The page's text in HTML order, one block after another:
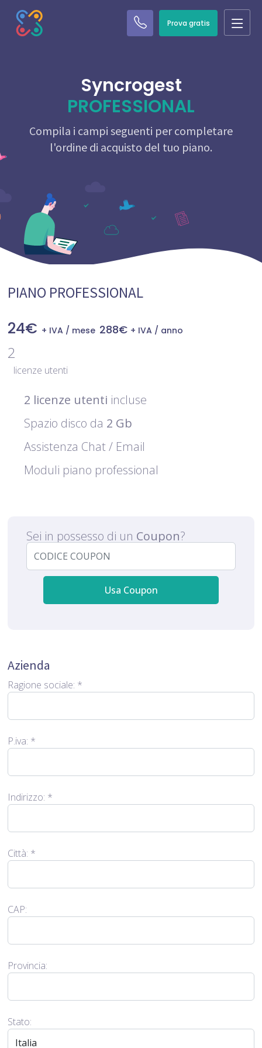
Prova gratis
Syncrogest
PROFESSIONAL
Compila i campi seguenti per completare
l'ordine di acquisto del tuo piano.
PIANO PROFESSIONAL
24€ + IVA / mese 288€ + IVA / anno
2
licenze utenti
2 licenze utenti incluse
Spazio disco da 2 Gb
Assistenza Chat / Email
Moduli piano professional
Sei in possesso di un Coupon?
Usa Coupon
Azienda
Ragione sociale: *
P.iva: *
Indirizzo: *
Città: *
CAP:
Provincia:
Stato: